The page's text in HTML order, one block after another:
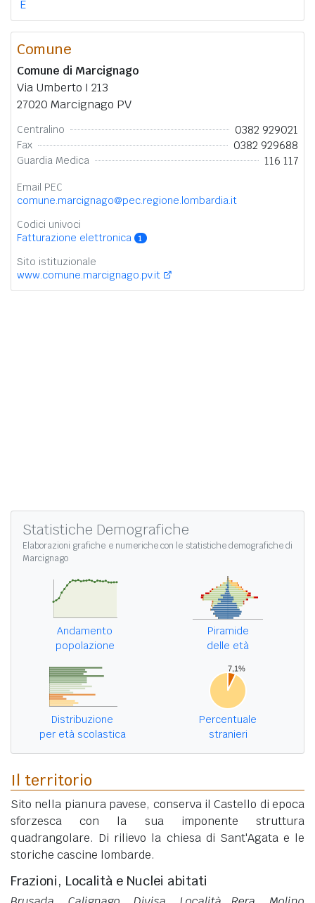
E
Comune
Comune di Marcignago
Via Umberto I 213
27020 Marcignago PV
Centralino 0382 929021
Fax 0382 929688
Guardia Medica 116 117
Email PEC
comune.marcignago@pec.regione.lombardia.it
Codici univoci
Fatturazione elettronica
1
Sito istituzionale
www.comune.marcignago.pv.it
Statistiche Demografiche
Elaborazioni grafiche e numeriche con le statistiche demografiche di
Marcignago
Andamento
popolazione
Piramide
delle età
Distribuzione
per età scolastica
Percentuale
stranieri
Il territorio
Sito nella pianura pavese, conserva il Castello di epoca
sforzesca con la sua imponente struttura
quadrangolare. Di rilievo la chiesa di Sant'Agata e le
storiche cascine lombarde.
Frazioni, Località e Nuclei abitati